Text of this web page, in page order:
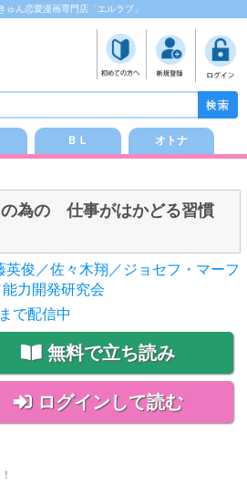
ゅん恋愛漫画専門店「エルラブ」
ＢＬ オトナ
為の 仕事がはかどる習慣
英俊／佐々木翔／ジョセフ・マーフ
能力開発研究会
で配信中
無料で立ち読み
ログインして読む